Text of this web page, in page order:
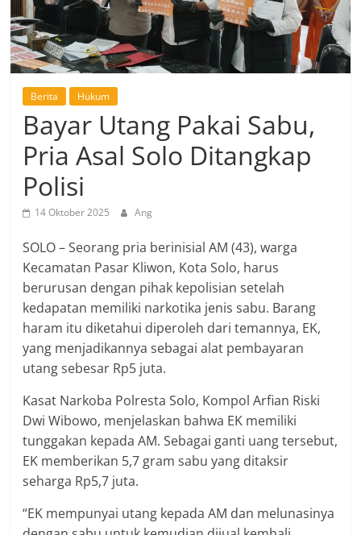
Berita Hukum
Bayar Utang Pakai Sabu,
Pria Asal Solo Ditangkap
Polisi
14 Oktober 2025 Ang
SOLO – Seorang pria berinisial AM (43), warga
Kecamatan Pasar Kliwon, Kota Solo, harus
berurusan dengan pihak kepolisian setelah
kedapatan memiliki narkotika jenis sabu. Barang
haram itu diketahui diperoleh dari temannya, EK,
yang menjadikannya sebagai alat pembayaran
utang sebesar Rp5 juta.
Kasat Narkoba Polresta Solo, Kompol Arfian Riski
Dwi Wibowo, menjelaskan bahwa EK memiliki
tunggakan kepada AM. Sebagai ganti uang tersebut,
EK memberikan 5,7 gram sabu yang ditaksir
seharga Rp5,7 juta.
“EK mempunyai utang kepada AM dan melunasinya